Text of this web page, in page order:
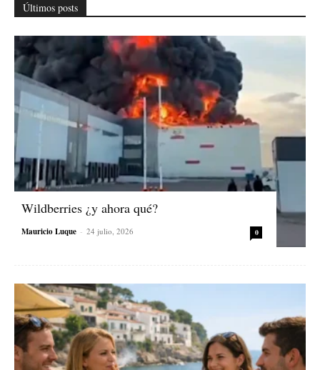
Últimos posts
Wildberries ¿y ahora qué?
Mauricio Luque - 24 julio, 2026 0